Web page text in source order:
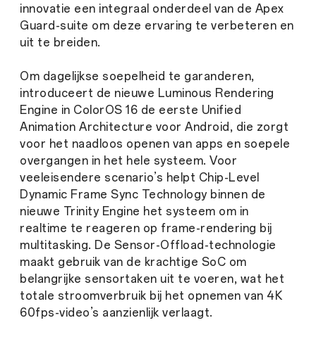
innovatie een integraal onderdeel van de Apex
Guard-suite om deze ervaring te verbeteren en
uit te breiden.
Om dagelijkse soepelheid te garanderen,
introduceert de nieuwe Luminous Rendering
Engine in ColorOS 16 de eerste Unified
Animation Architecture voor Android, die zorgt
voor het naadloos openen van apps en soepele
overgangen in het hele systeem. Voor
veeleisendere scenario’s helpt Chip-Level
Dynamic Frame Sync Technology binnen de
nieuwe Trinity Engine het systeem om in
realtime te reageren op frame-rendering bij
multitasking. De Sensor-Offload-technologie
maakt gebruik van de krachtige SoC om
belangrijke sensortaken uit te voeren, wat het
totale stroomverbruik bij het opnemen van 4K
60fps-video’s aanzienlijk verlaagt.